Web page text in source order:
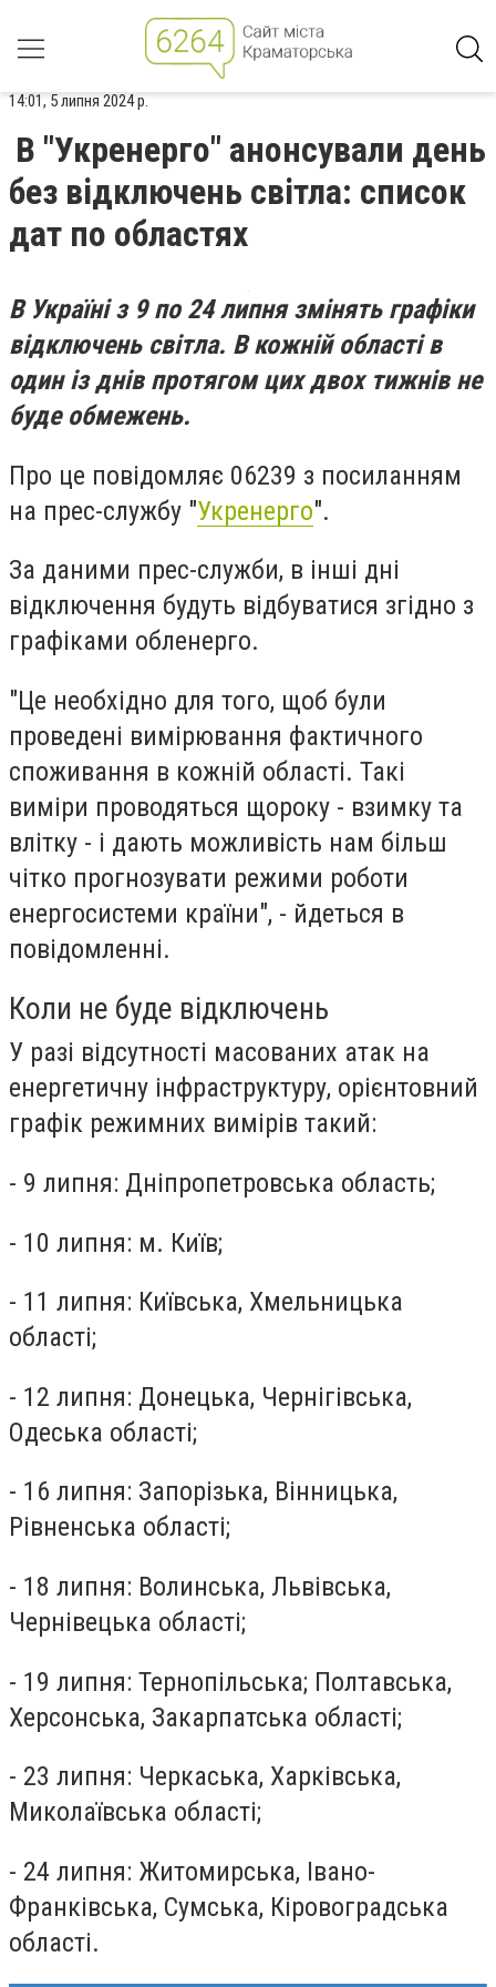
14:01, 5 липня 2024 р.
В "Укренерго" анонсували день
без відключень світла: список
дат по областях
В Україні з 9 по 24 липня змінять графіки
відключень світла. В кожній області в
один із днів протягом цих двох тижнів не
буде обмежень.
Про це повідомляє 06239 з посиланням
на прес-службу "Укренерго".
За даними прес-служби, в інші дні
відключення будуть відбуватися згідно з
графіками обленерго.
"Це необхідно для того, щоб були
проведені вимірювання фактичного
споживання в кожній області. Такі
виміри проводяться щороку - взимку та
влітку - і дають можливість нам більш
чітко прогнозувати режими роботи
енергосистеми країни", - йдеться в
повідомленні.
Коли не буде відключень
У разі відсутності масованих атак на
енергетичну інфраструктуру, орієнтовний
графік режимних вимірів такий:
- 9 липня: Дніпропетровська область;
- 10 липня: м. Київ;
- 11 липня: Київська, Хмельницька
області;
- 12 липня: Донецька, Чернігівська,
Одеська області;
- 16 липня: Запорізька, Вінницька,
Рівненська області;
- 18 липня: Волинська, Львівська,
Чернівецька області;
- 19 липня: Тернопільська; Полтавська,
Херсонська, Закарпатська області;
- 23 липня: Черкаська, Харківська,
Миколаївська області;
- 24 липня: Житомирська, Івано-
Франківська, Сумська, Кіровоградська
області.